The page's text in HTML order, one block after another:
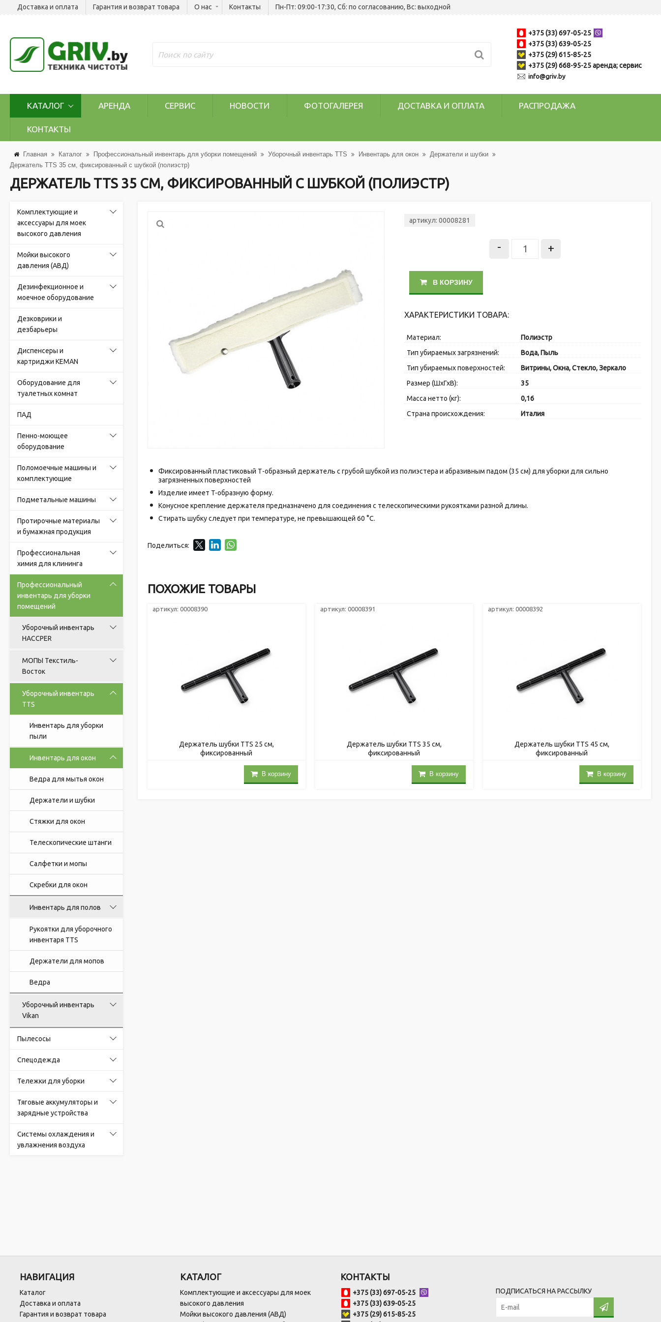
Доставка и оплата Гарантия и возврат товара О нас Контакты Пн-Пт: 09:00-17:30, Сб: по согласованию, Вс: выходной
+375 (33) 697-05-25
+375 (33) 639-05-25
+375 (29) 615-85-25
+375 (29) 668-95-25 аренда; сервис
info@griv.by
КАТАЛОГ АРЕНДА СЕРВИС НОВОСТИ ФОТОГАЛЕРЕЯ ДОСТАВКА И ОПЛАТА РАСПРОДАЖА
КОНТАКТЫ
Главная Каталог Профессиональный инвентарь для уборки помещений Уборочный инвентарь TTS Инвентарь для окон
Держатели и шубки
Держатель TTS 35 см, фиксированный с шубкой (полиэстр)
ДЕРЖАТЕЛЬ TTS 35 СМ, ФИКСИРОВАННЫЙ С ШУБКОЙ (ПОЛИЭСТР)
Комплектующие и
аксессуары для моек
высокого давления
Мойки высокого
давления (АВД)
Дезинфекционное и
моечное оборудование
Дезковрики и
дезбарьеры
Диспенсеры и
картриджи KEMAN
Оборудование для
туалетных комнат
ПАД
Пенно-моющее
оборудование
Поломоечные машины и
комплектующие
Подметальные машины
Протирочные материалы
и бумажная продукция
Профессиональная
химия для клининга
Профессиональный
инвентарь для уборки
помещений
Уборочный инвентарь
HACCPER
МОПЫ Текстиль-
Восток
Уборочный инвентарь
TTS
Инвентарь для уборки
пыли
Инвентарь для окон
Ведра для мытья окон
Держатели и шубки
Стяжки для окон
Телескопические штанги
Салфетки и мопы
Скребки для окон
Инвентарь для полов
Рукоятки для уборочного
инвентаря TTS
Держатели для мопов
Ведра
Уборочный инвентарь
Vikan
Пылесосы
Спецодежда
Тележки для уборки
Тяговые аккумуляторы и
зарядные устройства
Системы охлаждения и
увлажнения воздуха
артикул: 00008281
- +
В КОРЗИНУ
ХАРАКТЕРИСТИКИ ТОВАРА:
Материал:
Полиэстр
Тип убираемых загрязнений:
Вода, Пыль
Тип убираемых поверхностей:
Витрины, Окна, Стекло, Зеркало
Размер (ШхГхВ):
35
Масса нетто (кг):
0,16
Страна происхождения:
Италия
Фиксированный пластиковый Т-образный держатель с грубой шубкой из полиэстера и абразивным падом (35 см) для уборки для сильно
загрязненных поверхностей
Изделие имеет T-образную форму.
Конусное крепление держателя предназначено для соединения с телескопическими рукоятками разной длины.
Стирать шубку следует при температуре, не превышающей 60 °C.
Поделиться:
ПОХОЖИЕ ТОВАРЫ
артикул: 00008390
Держатель шубки TTS 25 см,
фиксированный
В корзину
артикул: 00008391
Держатель шубки TTS 35 см,
фиксированный
В корзину
артикул: 00008392
Держатель шубки TTS 45 см,
фиксированный
В корзину
НАВИГАЦИЯ
Каталог
Доставка и оплата
Гарантия и возврат товара
КАТАЛОГ
Комплектующие и аксессуары для моек
высокого давления
Мойки высокого давления (АВД)
КОНТАКТЫ
+375 (33) 697-05-25
+375 (33) 639-05-25
+375 (29) 615-85-25
ПОДПИСАТЬСЯ НА РАССЫЛКУ